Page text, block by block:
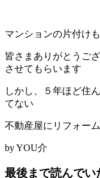
マンションの片付け
皆さまありがとうご
させてもらいます
しかし、５年ほど住
てない
不動産屋にリフォー
by YOU介
最後まで読んでい